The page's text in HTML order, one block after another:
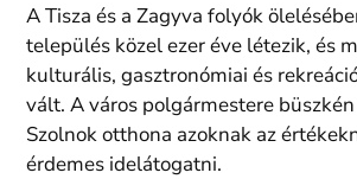
A Tisza és a Zagyva folyók
település közel ezer éve létezik, és
kulturális, gasztronómiai és
vált. A város polgármestere
Szolnok otthona azoknak az
érdemes idelátogatni.